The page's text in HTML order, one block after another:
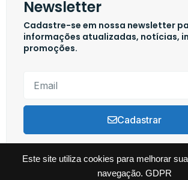
Este site utiliza cookies para melhorar
navegação. GDPR
Newsletter
Cadastre-se em nossa newsletter
informações atualizadas, notícias,
promoções.
Cadastrar
Copyright © 2024 Swim Channel, Todos os direitos